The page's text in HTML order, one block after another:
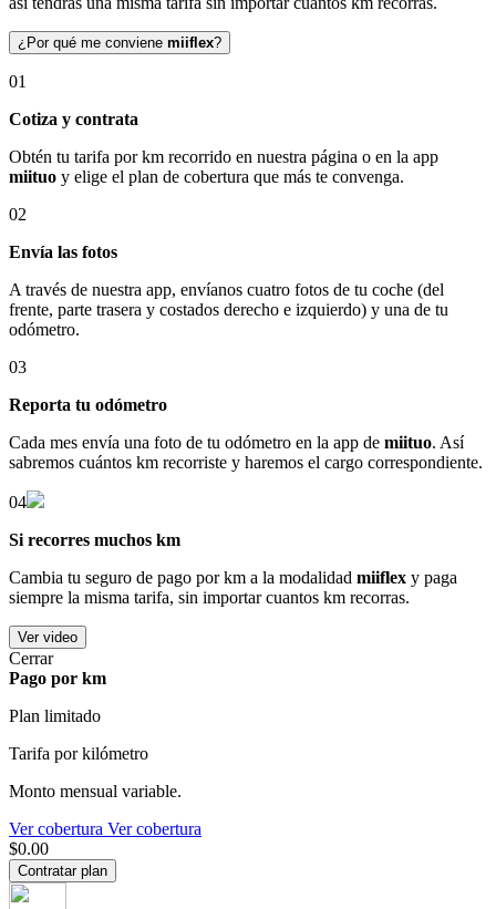
¿Por qué me conviene miiflex?
01
Cotiza y contrata
Obtén tu tarifa por km recorrido en nuestra página o en la app
miituo y elige el plan de cobertura que más te convenga.
02
Envía las fotos
A través de nuestra app, envíanos cuatro fotos de tu coche (del
frente, parte trasera y costados derecho e izquierdo) y una de tu
odómetro.
03
Reporta tu odómetro
Cada mes envía una foto de tu odómetro en la app de miituo. Así
sabremos cuántos km recorriste y haremos el cargo correspondiente.
04
Si recorres muchos km
Cambia tu seguro de pago por km a la modalidad miiflex y paga
siempre la misma tarifa, sin importar cuantos km recorras.
Ver video
Cerrar
Pago por km
Plan limitado
Tarifa por kilómetro
Monto mensual variable.
Ver cobertura Ver cobertura
$0.00
Contratar plan